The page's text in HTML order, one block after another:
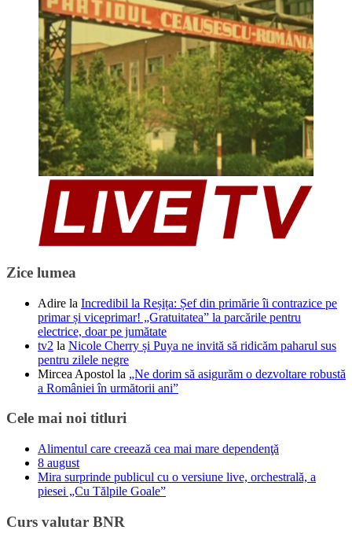
Zice lumea
Adire la Incredibil la Reșița: Șef din primărie îi contrazice pe
primar și viceprimar! „Gratuitatea” la parcările pentru
electrice, doar pe jumătate
tv2 la Nicole Cherry și Puya ne invită să ridicăm paharul sus
pentru zilele negre
Mircea Apostol la „Ne dorim să asigurăm o dezvoltare robustă
a României în următorii ani”
Cele mai noi titluri
Alimentul care creează cea mai mare dependenţă
8 august
Mira surprinde publicul cu o versiune live, orchestrală, a
piesei „Cu Tălpile Goale”
Curs valutar BNR